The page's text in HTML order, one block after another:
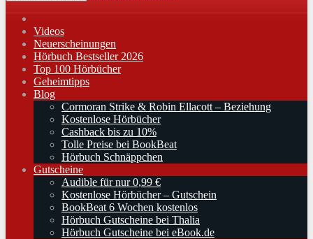
Videos
Neuerscheinungen
Hörbuch Bestseller 2026
Top 100 Hörbücher
Geheimtipps
Blog
Cormoran Strike & Robin Ellacott – Beziehung
Kostenlose Hörbücher
Cashback bis zu 10%
Tolle Preise bei BookBeat
Hörbuch Schnäppchen
Gutscheine
Audible für nur 0,99 €
Kostenlose Hörbücher – Gutschein
BookBeat 6 Wochen kostenlos
Hörbuch Gutscheine bei Thalia
Hörbuch Gutscheine bei eBook.de